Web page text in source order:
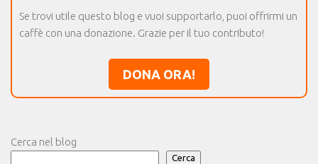
Se trovi utile questo blog e vuoi supportarlo, puoi offrirmi un
caffè con una donazione. Grazie per il tuo contributo!
DONA ORA!
Cerca nel blog
Cerca